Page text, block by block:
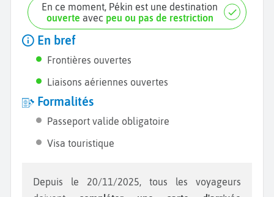
En ce moment, Pékin est une destination
ouverte avec peu ou pas de restriction
En bref
Frontières ouvertes
Liaisons aériennes ouvertes
Formalités
Passeport valide obligatoire
Visa touristique
Depuis le 20/11/2025, tous les voyageurs